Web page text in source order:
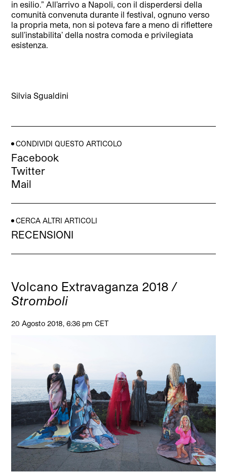
in esilio.” All’arrivo a Napoli, con il disperdersi della
comunità convenuta durante il festival, ognuno verso
la propria meta, non si poteva fare a meno di riflettere
sull’instabilita’ della nostra comoda e privilegiata
esistenza.
Silvia Sgualdini
CONDIVIDI QUESTO ARTICOLO
Facebook
Twitter
Mail
CERCA ALTRI ARTICOLI
RECENSIONI
Volcano Extravaganza 2018/
Stromboli
20 Agosto 2018, 6:36 pm CET